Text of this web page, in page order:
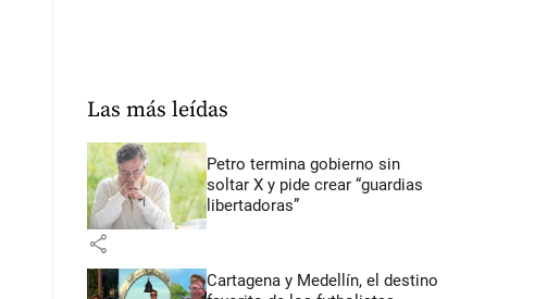
Las más leídas
Petro termina gobierno sin
soltar X y pide crear “guardias
libertadoras”
share
Cartagena y Medellín, el destino